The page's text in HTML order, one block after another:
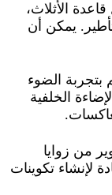
الأثلاث،
يمكن أن
بتجربة الضوء
الخلفية
من زوايا
لإنشاء تكوينات